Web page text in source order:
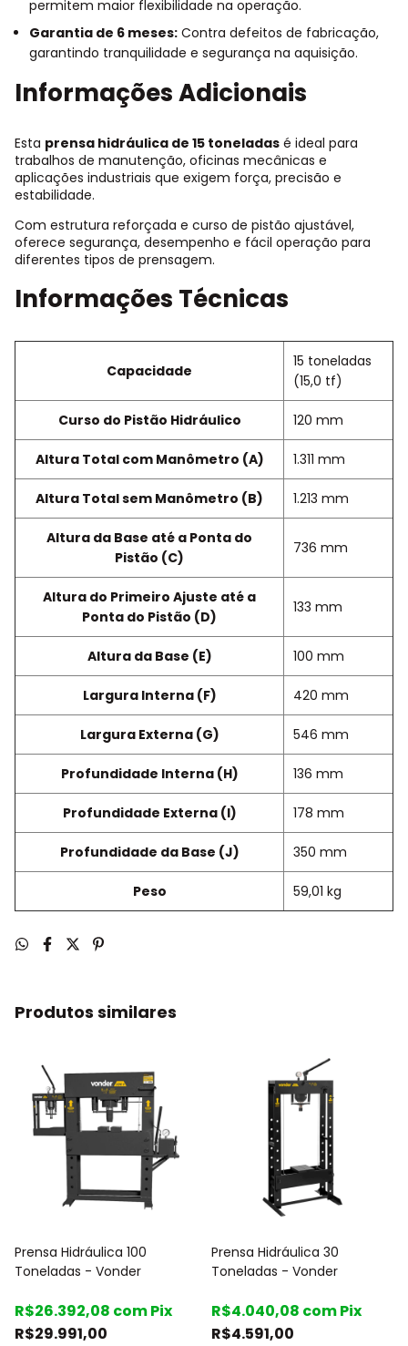
permitem maior flexibilidade na operação.
Garantia de 6 meses: Contra defeitos de fabricação,
garantindo tranquilidade e segurança na aquisição.
Informações Adicionais
Esta prensa hidráulica de 15 toneladas é ideal para
trabalhos de manutenção, oficinas mecânicas e
aplicações industriais que exigem força, precisão e
estabilidade.
Com estrutura reforçada e curso de pistão ajustável,
oferece segurança, desempenho e fácil operação para
diferentes tipos de prensagem.
Informações Técnicas
Capacidade
15 toneladas
(15,0 tf)
Curso do Pistão Hidráulico 120 mm
Altura Total com Manômetro (A) 1.311 mm
Altura Total sem Manômetro (B) 1.213 mm
Altura da Base até a Ponta do
Pistão (C)
736 mm
Altura do Primeiro Ajuste até a
Ponta do Pistão (D)
133 mm
Altura da Base (E) 100 mm
Largura Interna (F) 420 mm
Largura Externa (G) 546 mm
Profundidade Interna (H) 136 mm
Profundidade Externa (I) 178 mm
Profundidade da Base (J) 350 mm
Peso 59,01 kg
Produtos similares
Prensa Hidráulica 100
Toneladas - Vonder
R$29.991,00
R$26.392,08 comPix
Prensa Hidráulica 30
Toneladas - Vonder
R$4.591,00
R$4.040,08 comPix